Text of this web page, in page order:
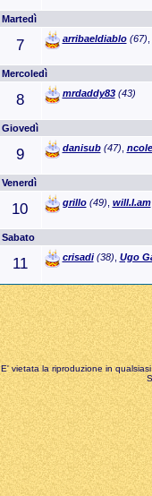
Martedì
7 arribaeldiablo(67),
Mercoledì
8 mrdaddy83(43)
Giovedì
9 danisub(47),
Venerdì
10 grillo(49), will.I.am
Sabato
11 crisadi(38), Ugo
E' vietata la riproduzione in